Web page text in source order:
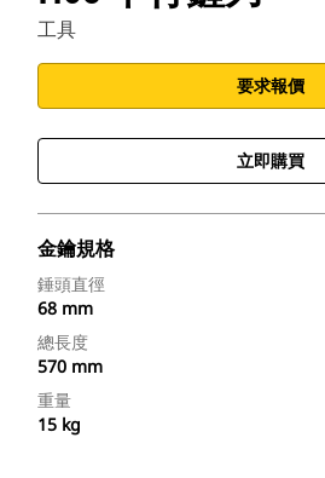
工具
要求報價
立即購買
金鑰規格
錘頭直徑
68 mm
總長度
570 mm
重量
15 kg